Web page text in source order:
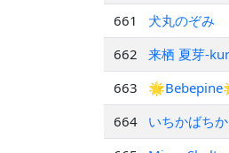
661
犬丸のぞみ
662
来栖 夏芽-
663
664
いちかばち